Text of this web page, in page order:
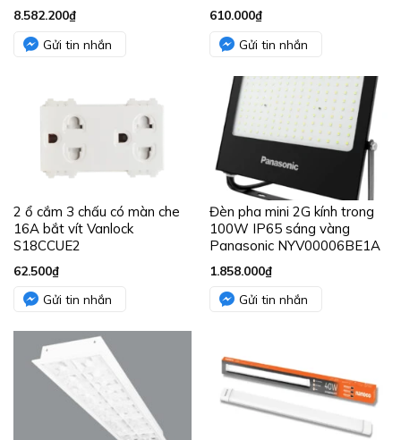
8.582.200₫
Gửi tin nhắn
610.000₫
Gửi tin nhắn
2 ổ cắm 3 chấu có màn che
16A bắt vít Vanlock
S18CCUE2
62.500₫
Gửi tin nhắn
Đèn pha mini 2G kính trong
100W IP65 sáng vàng
Panasonic NYV00006BE1A
1.858.000₫
Gửi tin nhắn